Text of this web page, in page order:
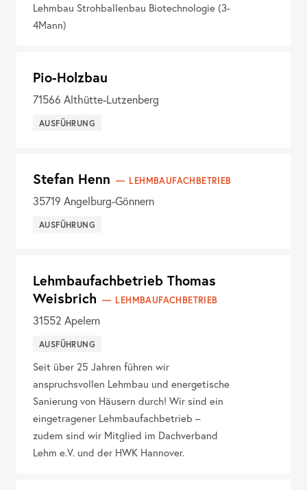
Lehmbau Strohballenbau Biotechnologie (3-
4Mann)
Pio-Holzbau
71566 Althütte-Lutzenberg
AUSFÜHRUNG
Stefan Henn LEHMBAUFACHBETRIEB
35719 Angelburg-Gönnern
AUSFÜHRUNG
Lehmbaufachbetrieb Thomas
Weisbrich
LEHMBAUFACHBETRIEB
31552 Apelern
AUSFÜHRUNG
Seit über 25 Jahren führen wir
anspruchsvollen Lehmbau und energetische
Sanierung von Häusern durch! Wir sind ein
eingetragener Lehmbaufachbetrieb –
zudem sind wir Mitglied im Dachverband
Lehm e.V. und der HWK Hannover.